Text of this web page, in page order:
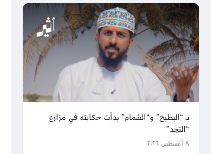
بـ “البطيخ” و“الشمام” بدأت حكايته في مزارع
“النجد”
٨ أغسطس ٢٠٢٦